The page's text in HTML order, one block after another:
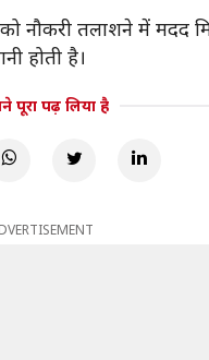
तलाशने में मदद
होती है।
पूरा पढ़ लिया है